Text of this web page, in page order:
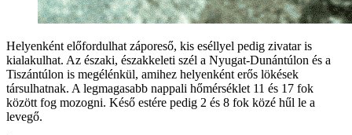
Helyenként előfordulhat záporeső, kis eséllyel pedig zivatar is
kialakulhat. Az északi, északkeleti szél a Nyugat-Dunántúlon és a
Tiszántúlon is megélénkül, amihez helyenként erős lökések
társulhatnak. A legmagasabb nappali hőmérséklet 11 és 17 fok
között fog mozogni. Késő estére pedig 2 és 8 fok közé hűl le a
levegő.